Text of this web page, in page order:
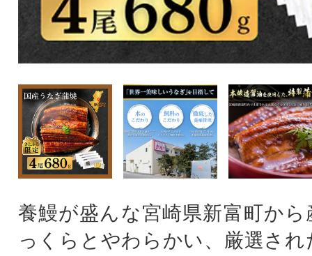
養鰻が盛んな宮崎県新富町から
っくらとやわらかい、厳選さ